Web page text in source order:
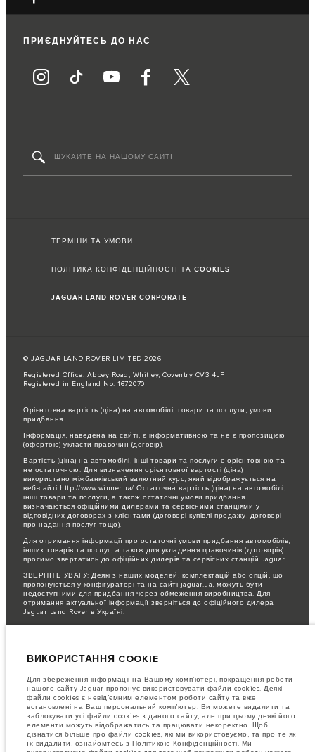
ПРИЄДНУЙТЕСЬ ДО НАС
ТЕРМІНИ ТА УМОВИ
ПОЛІТИКА КОНФІДЕНЦІЙНОСТІ ТА COOKIES
JAGUAR LAND ROVER CORPORATE
© JAGUAR LAND ROVER LIMITED 2026
Registered Office: Abbey Road, Whitley, Coventry CV3 4LF
Registered in England No: 1672070
Орієнтовна вартість (ціна) на автомобілі, товари та послуги, умови
придбання
Інформація, наведена на сайті, є інформативною та не є пропозицією
(офертою) укласти правочин (договір).
Вартість (ціна) на автомобілі, інші товари та послуги є орієнтовною та
не остаточною. Для визначення орієнтовної вартості (ціна)
використано міжбанківський валютний курс, який відображується на
веб-сайті http://www.winner.ua/ Остаточна вартість (ціна) на автомобілі,
інші товари та послуги, а також остаточні умови придбання
визначаються офіційними дилерами та сервісними станціями у
відповідних договорах з клієнтами (договорі купівлі-продажу, договорі
про надання послуг тощо).
Для отримання інформації про остаточні умови придбання автомобілів,
інших товарів та послуг, а також для укладення правочинів (договорів)
просимо звертатись до офіційних дилерів та сервісних станцій Jaguar.
ЗВЕРНІТЬ УВАГУ: Деякі з наших моделей, комплектацій або опцій, що
пропонуються у конфігураторі та на сайті jaguar.ua, можуть бути
недоступними для придбання через обмеження виробництва. Для
отримання актуальної інформації зверніться до офіційного дилера
Jaguar Land Rover в Україні.
динамічна ситуація, і, як наслідок, зображення, які зараз
специфікації, опції, варіанти оздоблення та кольорові рішення. Будь
ласка, зв'яжіться з офіційним дилером для отримання детальної
інформації.
Jaguar Land Rover Limited постійно шукає шляхи поліпшити технічні
характеристики, дизайн і виробництво своїх автомобілів, деталей та
аксесуарів, зміни відбуваються постійно, і ми залишаємо за собою
право вносити зміни без попереднього повідомлення. Деякі функції
можуть відрізнятися від додаткових до стандартних для різних років
ВИКОРИСТАННЯ COOKIE
Для збереження інформаціі на Вашому комп’ютері, покращення роботи
нашого сайту Jaguar пропонує використовувати файли cookies. Деякі
файли cookies є невід’ємним елементом роботи сайту та вже
встановлені на Ваш персональний комп’ютер. Ви можете видалити та
заблокувати усі файли cookies з даного сайту, але при цьому деякі його
елементи можуть відображатись та працювати некоректно. Щоб
дізнатися більше про файли cookies, які ми використовуємо, та про те як
їх видалити, ознайомтесь з Політикою Конфіденційності. Ми